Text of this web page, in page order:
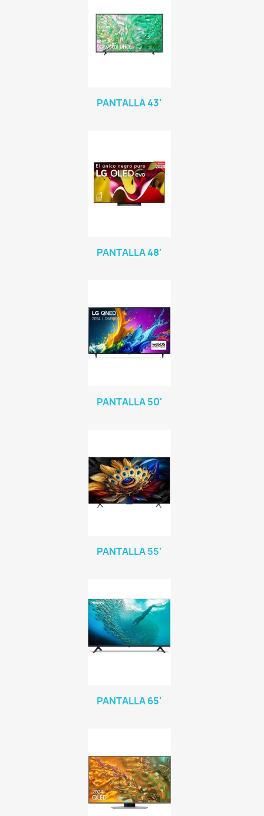
PANTALLA 43'
PANTALLA 48'
PANTALLA 50'
PANTALLA 55'
PANTALLA 65'